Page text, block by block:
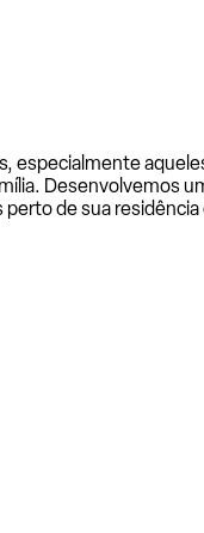
especialmente
Desenvolvemos
de sua